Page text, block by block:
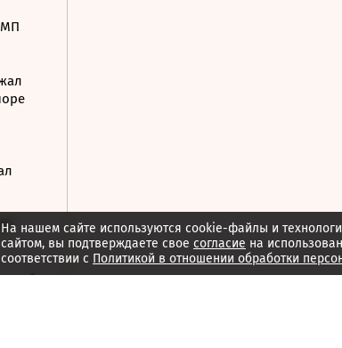
На нашем сайте используются cookie-файлы и
сайтом, вы подтверждаете свое согласие на
соответствии с Политикой в отношении обработки